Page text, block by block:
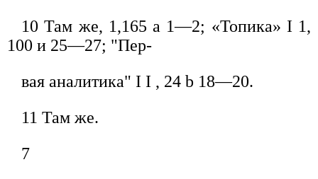
10 Там же, 1,165 а 1—2; «Топика» I 1,
100 и 25—27; "Пер-
вая аналитика" I I , 24 b 18—20.
11 Там же.
7